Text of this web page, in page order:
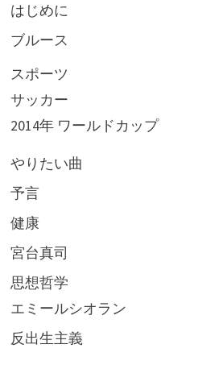
はじめに
ブルース
スポーツ
サッカー
2014年 ワールドカップ
やりたい曲
予言
健康
宮台真司
思想哲学
エミールシオラン
反出生主義